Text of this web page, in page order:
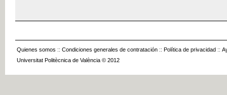
Quienes somos :: Condiciones generales de contratación :: Política de privacidad ::
Universitat Politècnica de València © 2012